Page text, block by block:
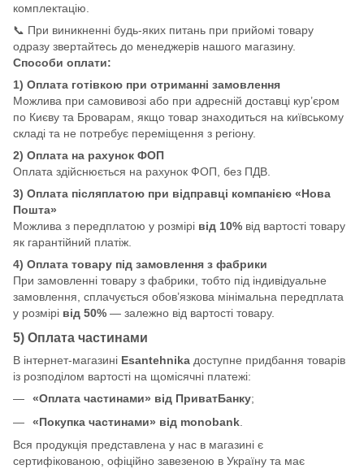
комплектацію.
📞 При виникненні будь-яких питань при прийомі товару
одразу звертайтесь до менеджерів нашого магазину.
Способи оплати:
1) Оплата готівкою при отриманні замовлення
Можлива при самовивозі або при адресній доставці кур’єром
по Києву та Броварам, якщо товар знаходиться на київському
складі та не потребує переміщення з регіону.
2) Оплата на рахунок ФОП
Оплата здійснюється на рахунок ФОП, без ПДВ.
3) Оплата післяплатою при відправці компанією «Нова
Пошта»
Можлива з передплатою у розмірі від 10% від вартості товару
як гарантійний платіж.
4) Оплата товару під замовлення з фабрики
При замовленні товару з фабрики, тобто під індивідуальне
замовлення, сплачується обов’язкова мінімальна передплата
у розмірі від 50% — залежно від вартості товару.
5) Оплата частинами
В інтернет-магазині Esantehnika доступне придбання товарів
із розподілом вартості на щомісячні платежі:
«Оплата частинами» від ПриватБанку;
«Покупка частинами» від monobank
Вся продукція представлена у нас в магазині є
сертифікованою, офіційно завезеною в Україну та має